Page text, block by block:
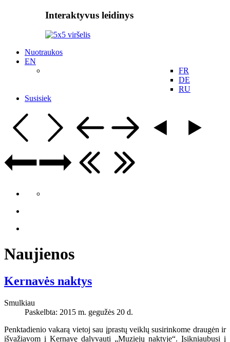
Interaktyvus leidinys
Nuotraukos
EN
FR
DE
RU
Susisiek
Naujienos
Kernavės naktys
Smulkiau
Paskelbta: 2015 m. gegužės 20 d.
Penktadienio vakarą vietoj sau įprastų veiklų susirinkome draugėn ir
išvažiavom į Kernavę dalyvauti „Muziejų naktyje“. Įsikniaubusi į